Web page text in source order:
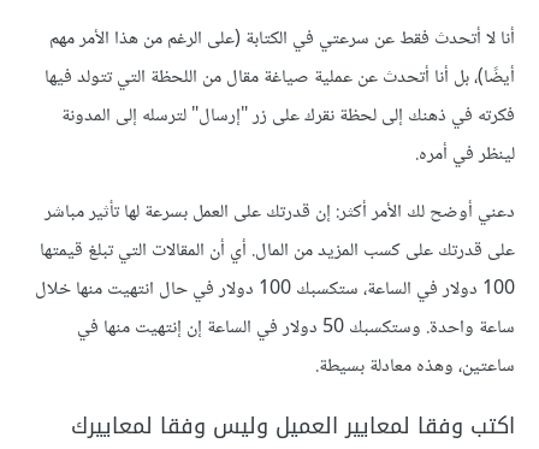
أنا لا أتحدث فقط عن سرعتي في الكتابة (على الرغم من هذا الأمر مهم
أيضًا)، بل أنا أتحدث عن عملية صياغة مقال من اللحظة التي تتولد فيها
فكرته في ذهنك إلى لحظة نقرك على زر "إرسال" لترسله إلى المدونة
لينظر في أمره.
دعني أوضح لك الأمر أكثر: إن قدرتك على العمل بسرعة لها تأثير مباشر
على قدرتك على كسب المزيد من المال. أي أن المقالات التي تبلغ قيمتها
100 دولار في الساعة، ستكسبك 100 دولار في حال انتهيت منها خلال
ساعة واحدة. وستكسبك 50 دولار في الساعة إن إنتهيت منها في
ساعتين، وهذه معادلة بسيطة.
اكتب وفقا لمعايير العميل وليس وفقا لمعاييرك